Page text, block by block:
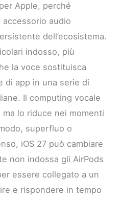
Apple, perché
accessorio audio
dell’ecosistema.
indosso, più
la voce sostituisca
di app in una serie di
Il computing vocale
lo riduce nei momenti
superfluo o
iOS 27 può cambiare
non indossa gli AirPods
essere collegato a un
e rispondere in tempo